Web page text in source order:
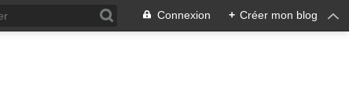
Connexion + Créer mon blog